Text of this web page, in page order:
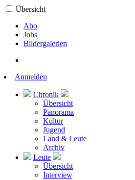
Übersicht
Abo
Jobs
Bildergalerien
Anmelden
Chronik
Übersicht
Panorama
Kultur
Jugend
Land & Leute
Archiv
Leute
Übersicht
Interview